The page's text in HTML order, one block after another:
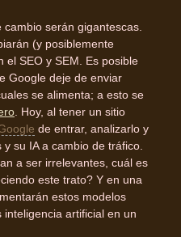
serán gigantescas.
(y posiblemente
el SEO y SEM. Es posible
Google deje de enviar
se alimenta; a esto se
. Hoy, al tener un sitio
de entrar, analizarlo y
su IA a cambio de tráfico.
a ser irrelevantes, cuál es
este trato? Y en una
estos modelos
artificial en un